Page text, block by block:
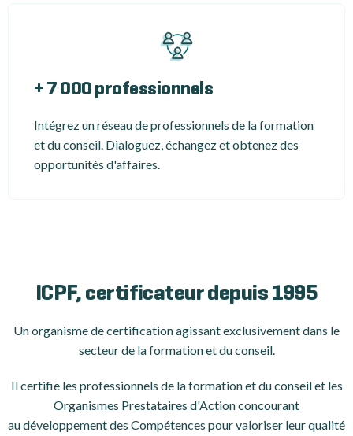
+ 7 000 professionnels
Intégrez un réseau de professionnels de la formation
et du conseil. Dialoguez, échangez et obtenez des
opportunités d'affaires.
ICPF, certificateur depuis 1995
Un organisme de certificationagissant exclusivement dans le
secteur de la formation et du conseil.
Il certifie les professionnels de la formation et du conseil et les
Organismes Prestataires d'Action concourant
au développement des Compétences pour valoriser leur qualité